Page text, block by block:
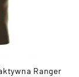
Ranger